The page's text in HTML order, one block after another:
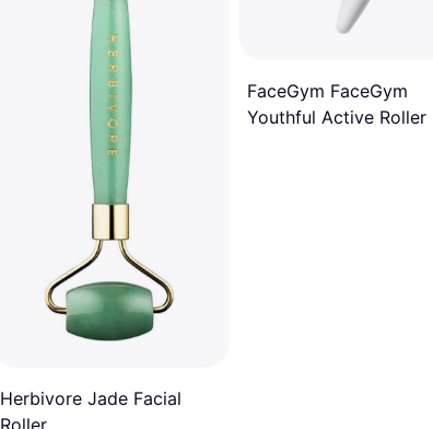
Herbivore Jade Facial
FaceGym FaceGym
Youthful Active Roller